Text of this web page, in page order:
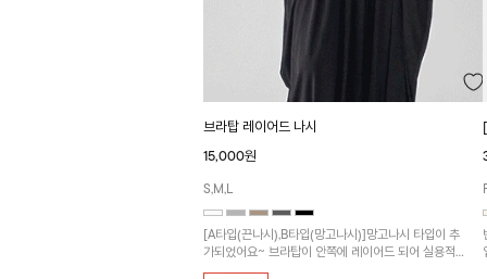
브라탑 레이어드 나시
15,000원
S,M,L
[A타입(끈나시),B타입(망고나시)]망고나시 타입이 추
가되었어요~ 브라탑이 안쪽에 레이어드 되어 실용적
인 나시!